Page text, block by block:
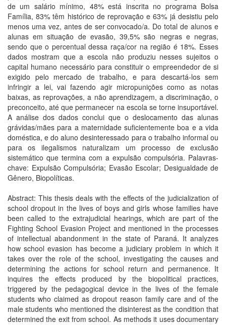
de um salário mínimo, 48% está inscrita no programa Bolsa
Família, 83% têm histórico de reprovação e 63% já desistiu pelo
menos uma vez, antes de ser convocado/a. Do total de alunos e
alunas em situação de evasão, 39,5% são negras e negras,
sendo que o percentual dessa raça/cor na região é 18%. Esses
dados mostram que a escola não produziu nesses sujeitos o
capital humano necessário para constituir o empreendedor de si
exigido pelo mercado de trabalho, e para descartá-los sem
infringir a lei, vai fazendo agir micropunições como as notas
baixas, as reprovações, a não aprendizagem, a discriminação, o
preconceito, até que permanecer na escola se torne insuportável.
A análise dos dados conclui que o deslocamento das alunas
grávidas/mães para a maternidade suficientemente boa e a vida
doméstica, e do aluno desinteressado para o trabalho informal ou
para os ilegalismos naturalizam um processo de exclusão
sistemático que termina com a expulsão compulsória. Palavras-
chave: Expulsão Compulsória; Evasão Escolar; Desigualdade de
Gênero, Biopolíticas.
Abstract: This thesis deals with the effects of the judicialization of
school dropout in the lives of boys and girls whose families have
been called to the extrajudicial hearings, which are part of the
Fighting School Evasion Project and mentioned in the processes
of intellectual abandonment in the state of Paraná. It analyzes
how school evasion has become a judiciary problem in which it
takes over the role of the school, investigating the causes and
determining the actions for school return and permanence. It
inquires the effects produced by the biopolitical practices,
triggered by the pedagogical device in the lives of the female
students who claimed as dropout reason family care and of the
male students who mentioned the disinterest as the condition that
determined the exit from school. As methods it uses documentary